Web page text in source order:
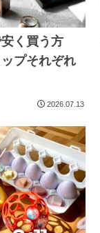
く買う方
プそれぞれ
2026.07.13